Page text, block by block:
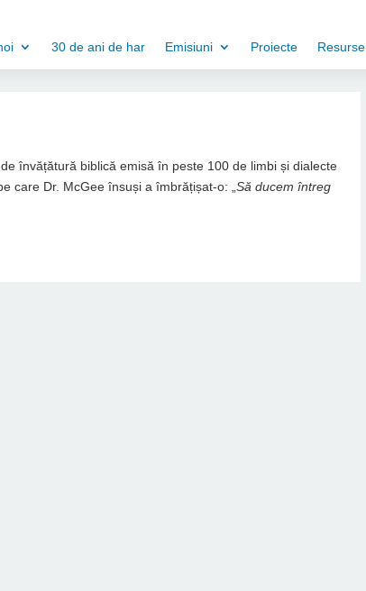
30 de ani de har Emisiuni Proiecte Resurse
învățătură biblică emisă în peste 100 de limbi și dialecte
care Dr. McGee însuși a îmbrățișat-o: „Să ducem întreg